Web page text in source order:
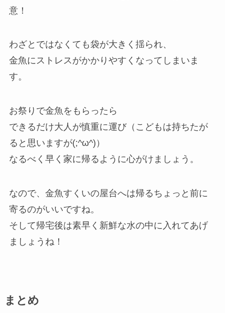
意！
わざとではなくても袋が大きく揺られ、
金魚にストレスがかかりやすくなってしまいま
す。
お祭りで金魚をもらったら
できるだけ大人が慎重に運び（こどもは持ちたが
ると思いますが(;^ω^)）
なるべく早く家に帰るように心がけましょう。
なので、金魚すくいの屋台へは帰るちょっと前に
寄るのがいいですね。
そして帰宅後は素早く新鮮な水の中に入れてあげ
ましょうね！
まとめ